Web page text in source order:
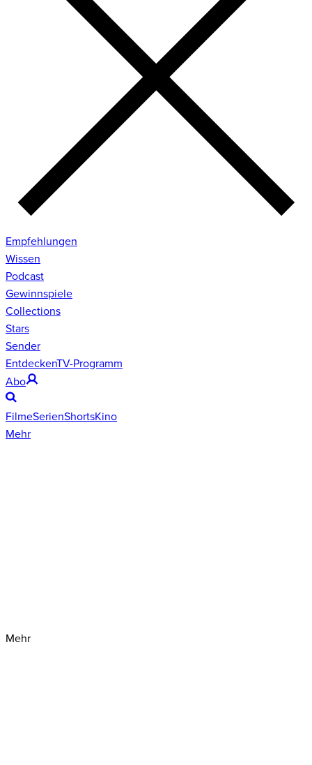
Empfehlungen
Wissen
Podcast
Gewinnspiele
Collections
Stars
Sender
EntdeckenTV-Programm
Abo
FilmeSerienShortsKino
Mehr
Mehr